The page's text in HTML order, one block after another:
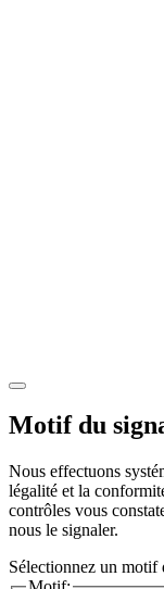
Motif du
Nous effectuons
légalité et la
contrôles vous
nous le signaler.
Sélectionnez un motif